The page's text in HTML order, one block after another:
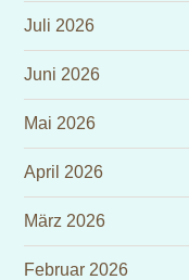
Juli 2026
Juni 2026
Mai 2026
April 2026
März 2026
Februar 2026